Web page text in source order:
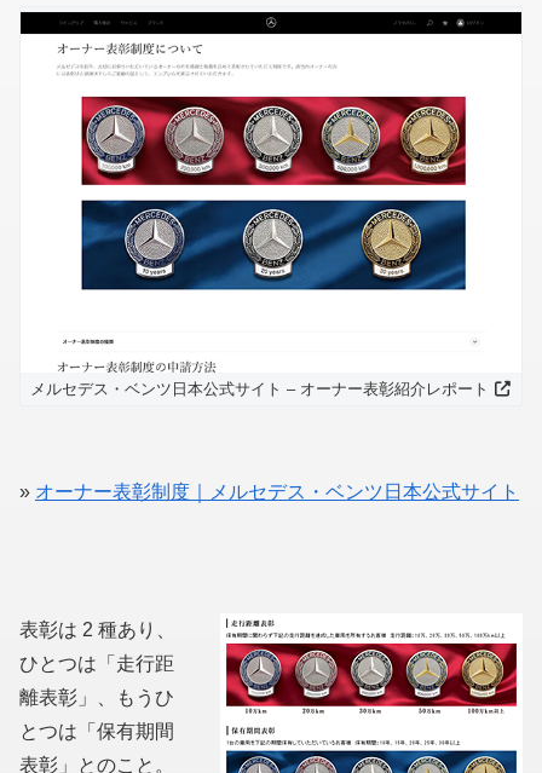
メルセデス・ベンツ日本公式サイト – オーナー表彰紹介レポート
» オーナー表彰制度｜メルセデス・ベンツ日本公式サイト
表彰は 2 種あり、
ひとつは「走行距
離表彰」、もうひ
とつは「保有期間
表彰」とのこと。